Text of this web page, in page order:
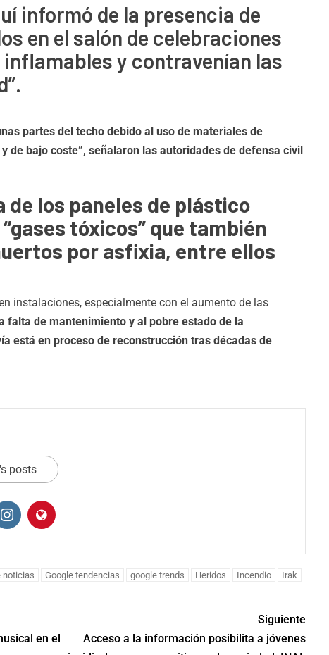
informó de la presencia de
en el salón de celebraciones
inflamables y contravenían las
partes del techo debido al uso de materiales de
de bajo coste”, señalaron las autoridades de defensa civil
de los paneles de plástico
tóxicos” que también
por asfixia, entre ellos
instalaciones, especialmente con el aumento de las
falta de mantenimiento y al pobre estado de la
está en proceso de reconstrucción tras décadas de
posts
noticias Google tendencias google trends Heridos Incendio
Irak
en el
Siguiente
Acceso a la información posibilita a jóvenes
Picotazo Chiapas
con nueva
ADMRM agosto 7, 2026